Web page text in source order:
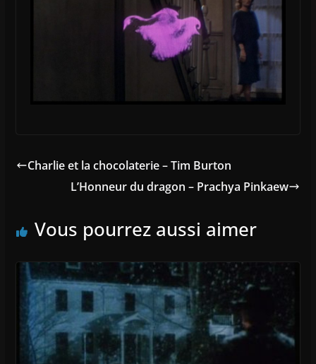
Charlie et la chocolaterie – Tim Burton
L’Honneur du dragon – Prachya Pinkaew
Vous pourrez aussi aimer